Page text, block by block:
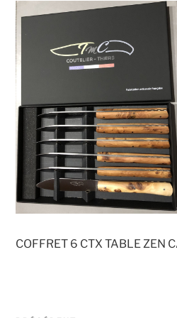
COFFRET 6 CTX TABLE ZEN